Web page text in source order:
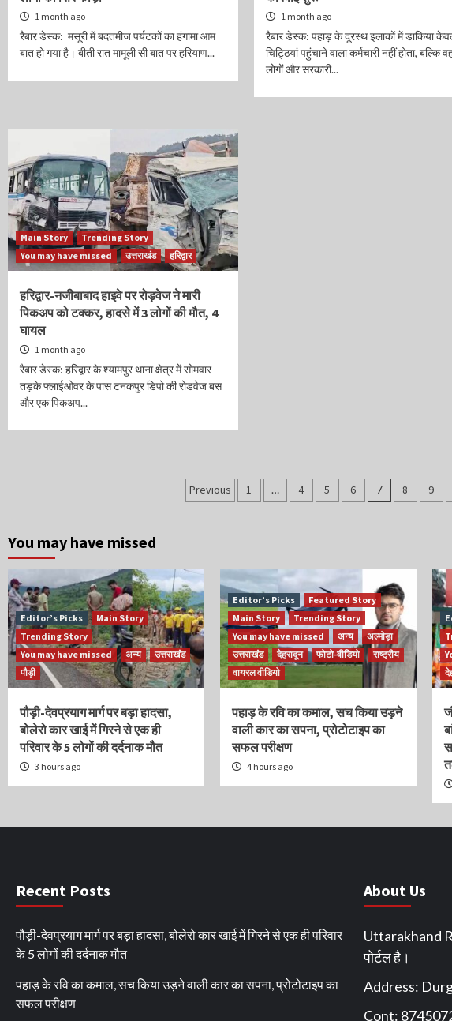
1 month ago
रैबार डेस्क: मसूरी में बदतमीज पर्यटकों का हंगामा आम
बात हो गया है। बीती रात मामूली सी बात पर हरियाण...
1 month ago
रैबार डेस्क: पहाड़ के दूरस्थ इलाकों में डाकिया
चिट्ठियां पहुंचाने वाला कर्मचारी नहीं होता, बल्कि
लोगों और सरकारी...
Main Story
Trending Story
You may have missed
उत्तराखंड हरिद्वार
हरिद्वार-नजीबाबाद हाइवे पर रोड़वेज ने मारी
पिकअप को टक्कर, हादसे में 3 लोगों की मौत, 4
घायल
1 month ago
रैबार डेस्क: हरिद्वार के श्यामपुर थाना क्षेत्र में सोमवार
तड़के फ्लाईओवर के पास टनकपुर डिपो की रोडवेज बस
और एक पिकअप...
Posts
Previous 1 … 4 5 6 7 8 9
You may have missed
Editor’s Picks
Main Story
Trending Story
You may have missed
अन्य
उत्तराखंड
पौड़ी
पौड़ी-देवप्रयाग मार्ग पर बड़ा हादसा,
बोलेरो कार खाई में गिरने से एक ही
परिवार के 5 लोगों की दर्दनाक मौत
3 hours ago
Editor’s Picks
Featured Story
Main Story
Trending Story
You may have missed
अन्य
अल्मोड़ा
उत्तराखंड
देहरादून फोटो-वीडियो
राष्ट्रीय
वायरल वीडियो
पहाड़ के रवि का कमाल, सच किया उड़ने
वाली कार का सपना, प्रोटोटाइप का
सफल परीक्षण
4 hours ago
Recent Posts
पौड़ी-देवप्रयाग मार्ग पर बड़ा हादसा, बोलेरो कार खाई में गिरने से एक ही परिवार
के 5 लोगों की दर्दनाक मौत
पहाड़ के रवि का कमाल, सच किया उड़ने वाली कार का सपना, प्रोटोटाइप का
सफल परीक्षण
About Us
Uttarakhand
पोर्टल है।
Address:
Cont: